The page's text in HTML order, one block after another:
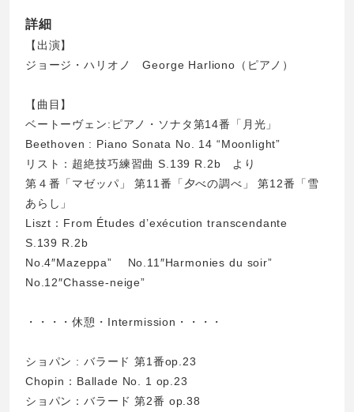
詳細
【出演】
ジョージ・ハリオノ George Harliono（ピアノ）
【曲目】
ベートーヴェン:ピアノ・ソナタ第14番「月光」
Beethoven : Piano Sonata No. 14 “Moonlight”
リスト：超絶技巧練習曲 S.139 R.2b より
第４番「マゼッパ」 第11番「夕べの調べ」 第12番「雪
あらし」
Liszt：From Études d’exécution transcendante
S.139 R.2b
No.4″Mazeppa” No.11″Harmonies du soir”
No.12″Chasse-neige”
・・・・休憩・Intermission・・・・
ショパン : バラード 第1番op.23
Chopin：Ballade No. 1 op.23
ショパン：バラード 第2番 op.38